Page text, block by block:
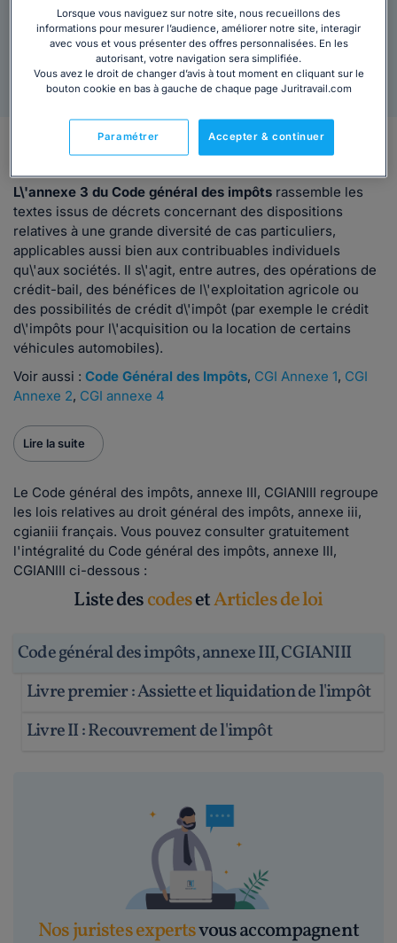
10 idées reçues en droit du travail
Ajouter au panier
En bref
L\'annexe 3 du Code général des impôts rassemble les
textes issus de décrets concernant des dispositions
relatives à une grande diversité de cas particuliers,
applicables aussi bien aux contribuables individuels
qu\'aux sociétés. Il s\'agit, entre autres, des opérations de
crédit-bail, des bénéfices de l\'exploitation agricole ou
des possibilités de crédit d\'impôt (par exemple le crédit
d\'impôts pour l\'acquisition ou la location de certains
véhicules automobiles).
Voir aussi : Code Général des Impôts, CGI Annexe 1, CGI
Annexe 2, CGI annexe 4
Lire la suite
Le Code général des impôts, annexe III, CGIANIII regroupe
les lois relatives au droit général des impôts, annexe iii,
cgianiii français. Vous pouvez consulter gratuitement
l'intégralité du Code général des impôts, annexe III,
CGIANIII ci-dessous :
Liste descodesetArticles de loi
Code général des impôts, annexe III, CGIANIII
Livre premier : Assiette et liquidation de l'impôt
Livre II : Recouvrement de l'impôt
Nos juristes expertsvous accompagnent
Lorsque vous naviguez sur notre site, nous recueillons des
informations pour mesurer l’audience, améliorer notre site, interagir
avec vous et vous présenter des offres personnalisées. En les
autorisant, votre navigation sera simplifiée.
Vous avez le droit de changer d’avis à tout moment en cliquant sur le
bouton cookie en bas à gauche de chaque page Juritravail.com
Accepter & continuer
Paramétrer